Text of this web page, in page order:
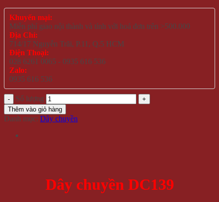
Khuyến mại:
Miễn phí giao nội thành và tỉnh với hoá đơn trên >500.000
Địa Chỉ:
714/17 Nguyễn Trãi, P.11, Q.5 HCM
Điện Thoại:
028 6261 0065 - 0935 616 536
Zalo:
0935 616 536
Số lượng
Thêm vào giỏ hàng
Danh mục: Dây chuyền
Dây chuyền DC139